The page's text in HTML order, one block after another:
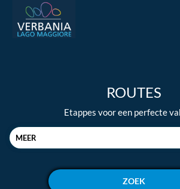
Hoe kom ik bij Verbania
Toeristische informatie
Weer
Officiële website
ROUTES
Etappes voor een perfecte
MEER